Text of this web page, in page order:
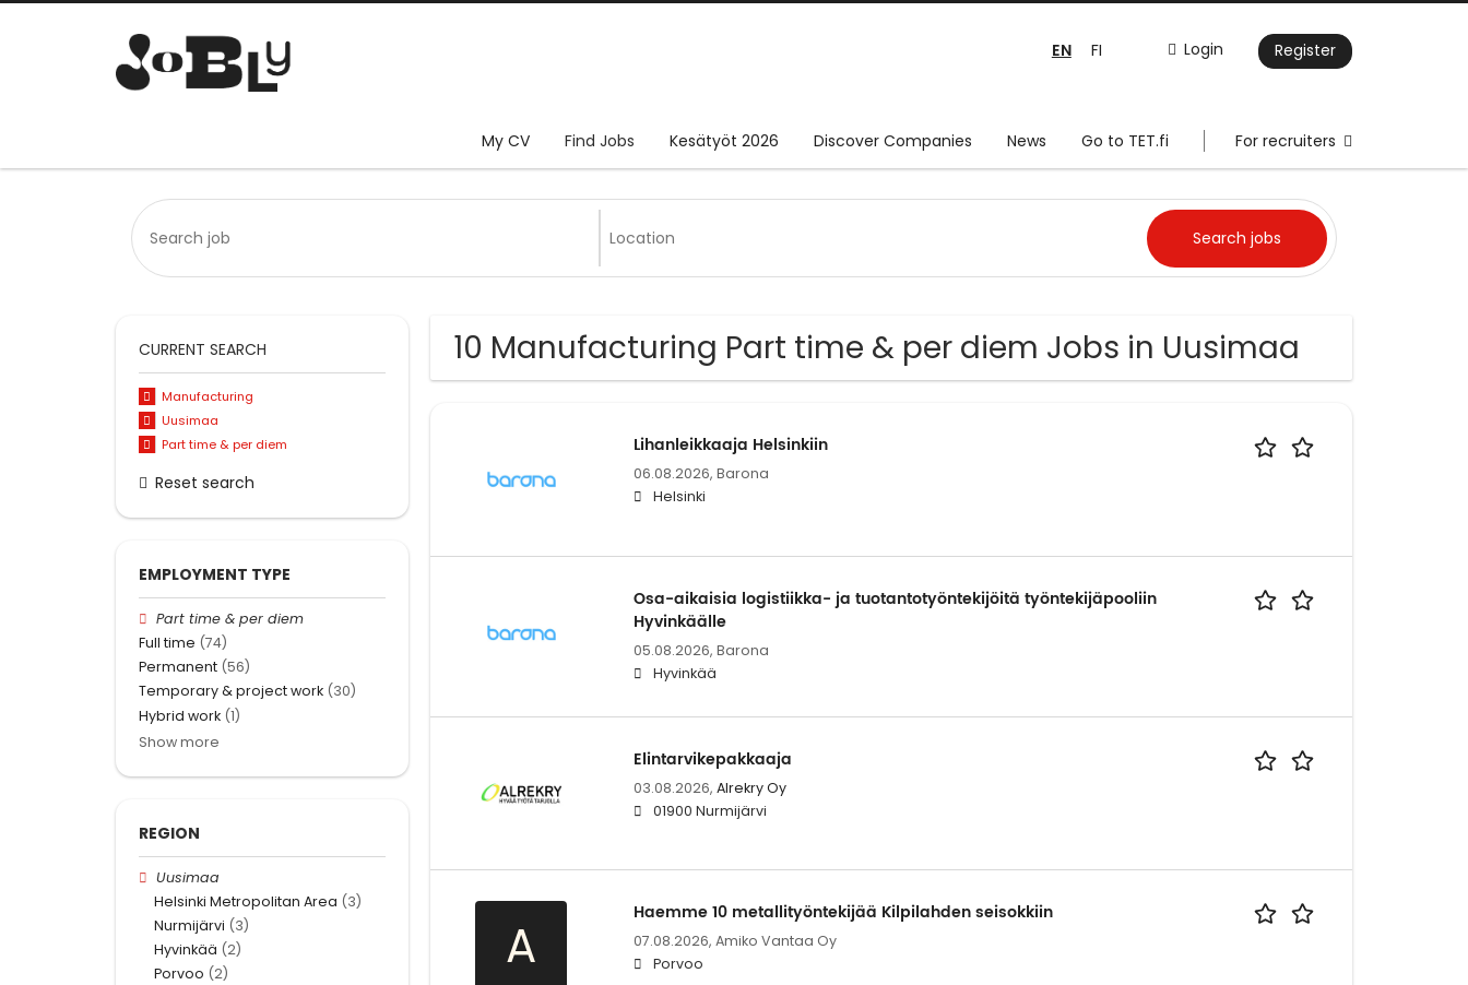
Login Register
EN FI
My CV Find Jobs Kesätyöt 2026 Discover Companies News Go to TET.fi For recruiters
10 Manufacturing Part time & per diem Jobs in Uusimaa
Lihanleikkaaja Helsinkiin
06.08.2026, Barona
Helsinki
Osa-aikaisia logistiikka- ja tuotantotyöntekijöitä työntekijäpooliin
Hyvinkäälle
05.08.2026, Barona
Hyvinkää
Elintarvikepakkaaja
03.08.2026, Alrekry Oy
01900 Nurmijärvi
A
Haemme 10 metallityöntekijää Kilpilahden seisokkiin
07.08.2026, Amiko Vantaa Oy
Porvoo
CURRENT SEARCH
Manufacturing
Uusimaa
Part time & per diem
Reset search
EMPLOYMENT TYPE
Part time & per diem
Full time (74)
Permanent (56)
Temporary & project work (30)
Hybrid work (1)
Show more
REGION
Uusimaa
Helsinki Metropolitan Area (3)
Nurmijärvi (3)
Hyvinkää (2)
Porvoo (2)